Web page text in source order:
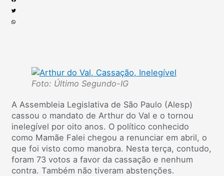
Foto: Último Segundo-IG
A Assembleia Legislativa de São Paulo (Alesp)
cassou o mandato de Arthur do Val e o tornou
inelegível por oito anos. O político conhecido
como Mamãe Falei chegou a renunciar em abril, o
que foi visto como manobra. Nesta terça, contudo,
foram 73 votos a favor da cassação e nenhum
contra. Também não tiveram abstenções.